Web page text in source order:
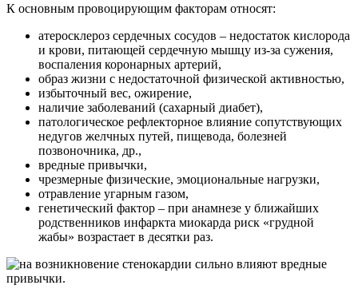
К основным провоцирующим факторам относят:
атеросклероз сердечных сосудов – недостаток кислорода
и крови, питающей сердечную мышцу из-за сужения,
воспаления коронарных артерий,
образ жизни с недостаточной физической активностью,
избыточный вес, ожирение,
наличие заболеваний (сахарный диабет),
патологическое рефлекторное влияние сопутствующих
недугов желчных путей, пищевода, болезней
позвоночника, др.,
вредные привычки,
чрезмерные физические, эмоциональные нагрузки,
отравление угарным газом,
генетический фактор – при анамнезе у ближайших
родственников инфаркта миокарда риск «грудной
жабы» возрастает в десятки раз.